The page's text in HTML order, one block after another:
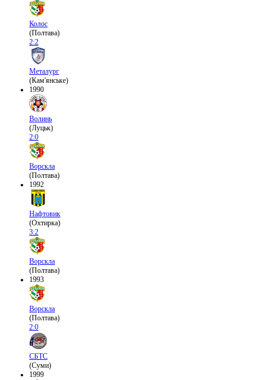
Колос
(Полтава)
2:2
Металург
(Кам'янське)
1990
Волинь
(Луцьк)
2:0
Ворскла
(Полтава)
1992
Нафтовик
(Охтирка)
3:2
Ворскла
(Полтава)
1993
Ворскла
(Полтава)
2:0
СБТС
(Суми)
1999